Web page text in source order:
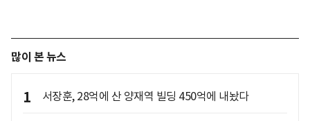
많이 본 뉴스
1 서장훈, 28억에 산 양재역 빌딩 450억에 내놨다